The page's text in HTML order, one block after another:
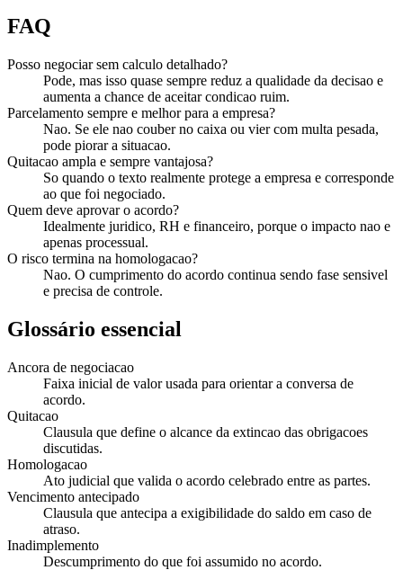
FAQ
Posso negociar sem calculo detalhado?
Pode, mas isso quase sempre reduz a qualidade da decisao e
aumenta a chance de aceitar condicao ruim.
Parcelamento sempre e melhor para a empresa?
Nao. Se ele nao couber no caixa ou vier com multa pesada,
pode piorar a situacao.
Quitacao ampla e sempre vantajosa?
So quando o texto realmente protege a empresa e corresponde
ao que foi negociado.
Quem deve aprovar o acordo?
Idealmente juridico, RH e financeiro, porque o impacto nao e
apenas processual.
O risco termina na homologacao?
Nao. O cumprimento do acordo continua sendo fase sensivel
e precisa de controle.
Glossário essencial
Ancora de negociacao
Faixa inicial de valor usada para orientar a conversa de
acordo.
Quitacao
Clausula que define o alcance da extincao das obrigacoes
discutidas.
Homologacao
Ato judicial que valida o acordo celebrado entre as partes.
Vencimento antecipado
Clausula que antecipa a exigibilidade do saldo em caso de
atraso.
Inadimplemento
Descumprimento do que foi assumido no acordo.